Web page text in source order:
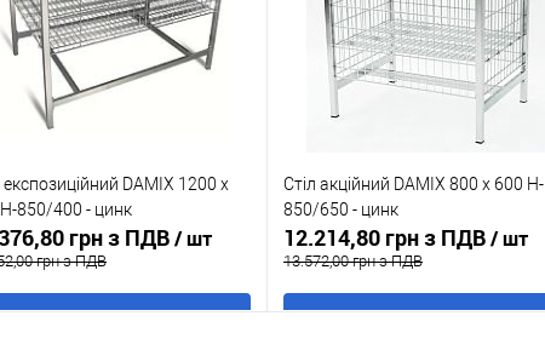
експозиційний DAMIX 1200 x
850/400 - цинк
грн з ПДВ/ шт
грн з ПДВ
Стіл акційний DAMIX 800 x 600 H-
850/650 - цинк
12.214,80 грн з ПДВ/ шт
13.572,00 грн з ПДВ